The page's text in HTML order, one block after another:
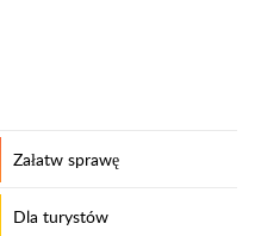
Załatw sprawę
Dla turystów